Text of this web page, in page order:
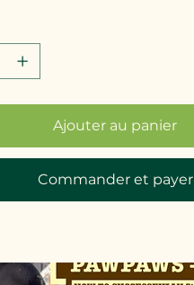
Ajouter au panier
Commander et payer